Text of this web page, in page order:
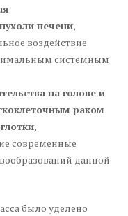
печени,
воздействие
системным
на голове и
раком
,
современные
данной
было уделено